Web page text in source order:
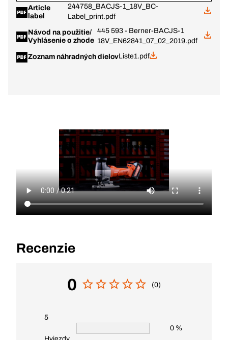
Article
label
244758_BACJS-1_18V_BC-
Label_print.pdf
Návod na použitie/
Vyhlásenie o zhode
445 593 - Berner-BACJS-1
18V_EN62841_07_02_2019.pdf
Zoznam náhradných dielovListe1.pdf
Recenzie
0 (0)
5
0 %